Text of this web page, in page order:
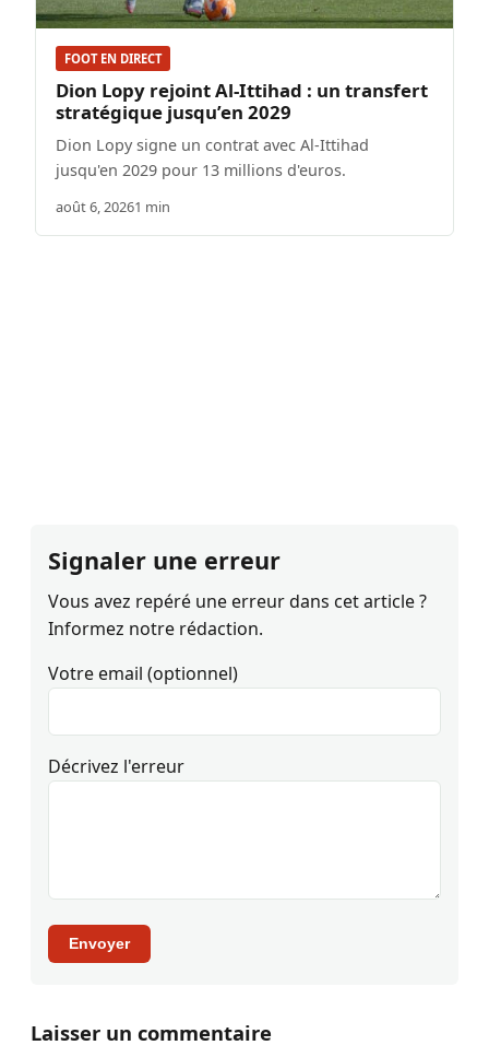
FOOT EN DIRECT
Dion Lopy rejoint Al-Ittihad : un transfert
stratégique jusqu’en 2029
Dion Lopy signe un contrat avec Al-Ittihad
jusqu'en 2029 pour 13 millions d'euros.
août 6, 20261 min
Signaler une erreur
Vous avez repéré une erreur dans cet article ?
Informez notre rédaction.
Votre email (optionnel)
Décrivez l'erreur
Envoyer
Laisser un commentaire